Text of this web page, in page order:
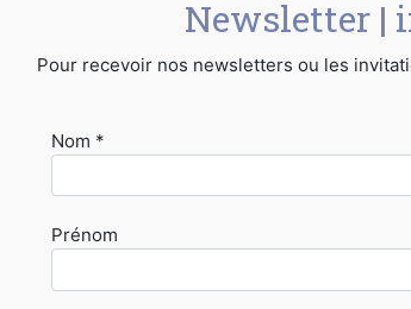
Newsletter |
Pour recevoir nos newsletters ou les
Nom *
Prénom